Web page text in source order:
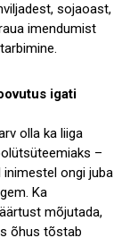
sojaoast,
imendumist
igati
olla ka liiga
–
inimestel ongi juba
Ka
mõjutada,
õhus tõstab